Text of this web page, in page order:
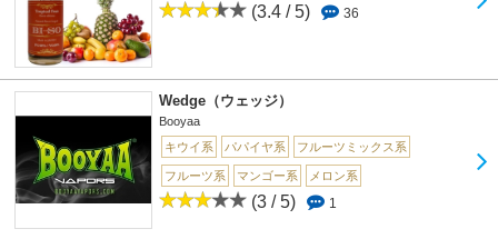
(3.4 / 5) 36
Wedge（ウェッジ）
Booyaa
キウイ系
パパイヤ系 フルーツミックス系
フルーツ系 マンゴー系 メロン系
(3 / 5) 1